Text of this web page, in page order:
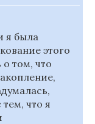
я была
этого
том, что
что я